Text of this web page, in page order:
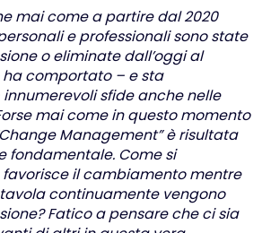
mai come a partire dal 2020
e professionali sono state
o eliminate dall’oggi al
ha comportato – e sta
sfide anche nelle
mai come in questo momento
Management” è risultata
fondamentale. Come si
il cambiamento mentre
continuamente vengono
Fatico a pensare che ci sia